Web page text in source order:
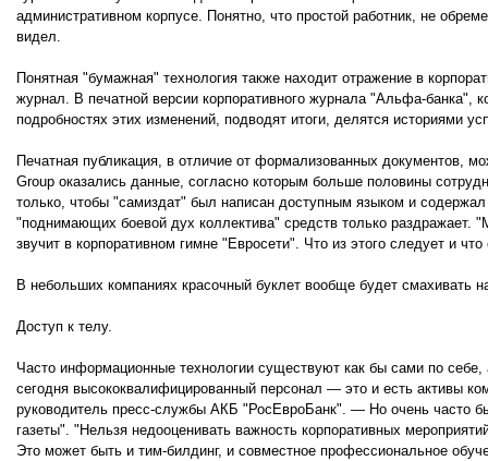
административном корпусе. Понятно, что простой работник, не
видел.
Понятная "бумажная" технология также находит отражение в
журнал. В печатной версии корпоративного журнала "Альфа-банка",
подробностях этих изменений, подводят итоги, делятся историями
Печатная публикация, в отличие от формализованных документов,
Group оказались данные, согласно которым больше половины
только, чтобы "самиздат" был написан доступным языком и
"поднимающих боевой дух коллектива" средств только
звучит в корпоративном гимне "Евросети". Что из этого следует и
В небольших компаниях красочный буклет вообще будет смахивать
Доступ к телу.
Часто информационные технологии существуют как бы сами по
сегодня высококвалифицированный персонал — это и есть активы
руководитель пресс-службы АКБ "РосЕвроБанк". — Но очень часто
газеты". "Нельзя недооценивать важность корпоративных
Это может быть и тим-билдинг, и совместное профессиональное